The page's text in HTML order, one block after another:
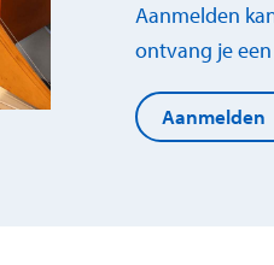
Aanmelden
ontvang je
Aanmelden